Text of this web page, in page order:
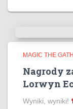
MAGIC THE
Nagrody
Lorwyn
Wyniki, wyniki!